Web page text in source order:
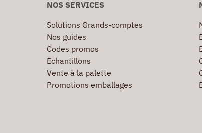
NOS SERVICES
Solutions Grands-comptes
Nos guides
Codes promos
Echantillons
Vente à la palette
Promotions emballages